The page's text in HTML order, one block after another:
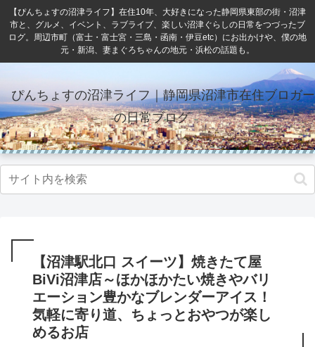
【ぴんちょすの沼津ライフ】在住10年、大好きになった静岡県東部の街・沼津
市と、グルメ、イベント、ラブライブ、楽しい沼津ぐらしの日常をつづったブ
ログ。周辺市町（富士・富士宮・三島・函南・伊豆etc）にお出かけや、僕の地
元・新潟、妻まぐろちゃんの地元・浜松の話題も。
ぴんちょすの沼津ライフ｜静岡県沼津市在住ブロガー
の日常ブログ
【沼津駅北口 スイーツ】焼きたて屋
BiVi沼津店～ほかほかたい焼きやバリ
エーション豊かなブレンダーアイス！
気軽に寄り道、ちょっとおやつが楽し
めるお店